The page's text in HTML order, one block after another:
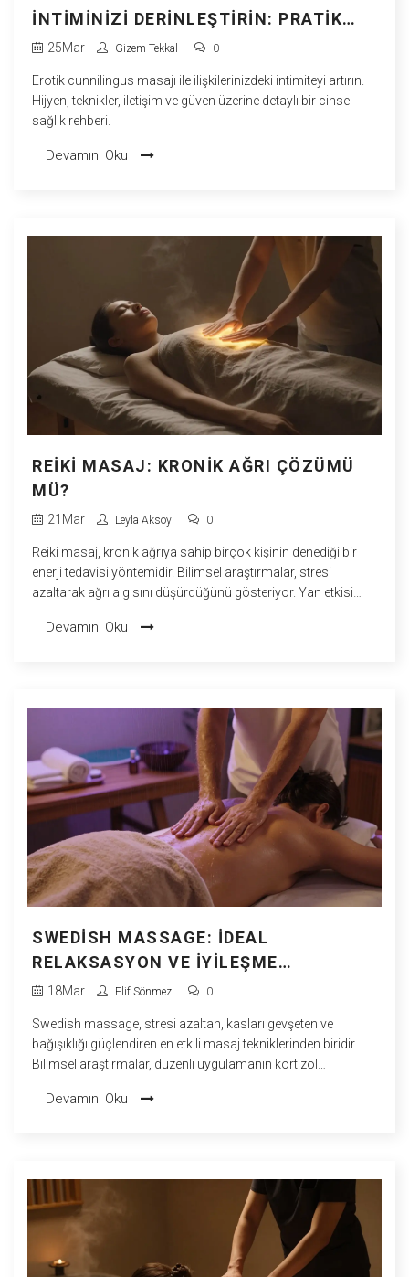
İNTIMINIZI DERINLEŞTIRIN: PRATIK
REHBER
25Mar Gizem Tekkal 0
Erotik cunnilingus masajı ile ilişkilerinizdeki intimiteyi artırın.
Hijyen, teknikler, iletişim ve güven üzerine detaylı bir cinsel
sağlık rehberi.
Devamını Oku
REIKI MASAJ: KRONIK AĞRI ÇÖZÜMÜ
MÜ?
21 Mar Leyla Aksoy 0
Reiki masaj, kronik ağrıya sahip birçok kişinin denediği bir
enerji tedavisi yöntemidir. Bilimsel araştırmalar, stresi
azaltarak ağrı algısını düşürdüğünü gösteriyor. Yan etkisi
Devamını Oku
SWEDISH MASSAGE: İDEAL
RELAKSASYON VE İYILEŞME
KOMBINASYONU
18Mar Elif Sönmez 0
Swedish massage, stresi azaltan, kasları gevşeten ve
bağışıklığı güçlendiren en etkili masaj tekniklerinden biridir.
Bilimsel araştırmalar, düzenli uygulamanın kortizol
Devamını Oku